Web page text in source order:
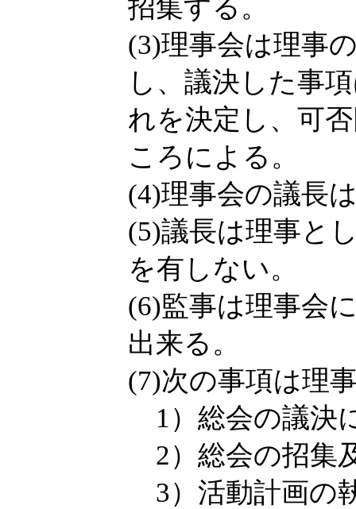
招集する。
(3)理事会は理事
し、議決した事
れを決定し、可
ころによる。
(4)理事会の議長
(5)議長は理事と
を有しない。
(6)監事は理事会
出来る。
(7)次の事項は理
1）総会の議決
2）総会の招集
3）活動計画の